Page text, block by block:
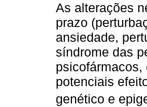
As alterações
prazo
ansiedade,
síndrome das
potenciais
genético e